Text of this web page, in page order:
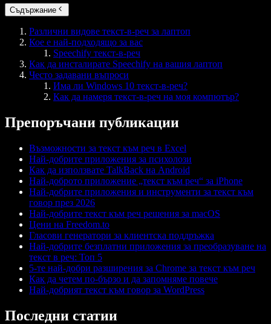
Съдържание
Различни видове текст-в-реч за лаптоп
Кое е най-подходящо за вас
Speechify текст-в-реч
Как да инсталирате Speechify на вашия лаптоп
Често задавани въпроси
Има ли Windows 10 текст-в-реч?
Как да намеря текст-в-реч на моя компютър?
Препоръчани публикации
Възможности за текст към реч в Excel
Най-добрите приложения за психолози
Как да използвате TalkBack на Android
Най-доброто приложение „текст към реч“ за iPhone
Най-добрите приложения и инструменти за текст към
говор през 2026
Най-добрите текст към реч решения за macOS
Цени на Freedom.to
Гласови генератори за клиентска поддръжка
Най-добрите безплатни приложения за преобразуване на
текст в реч: Топ 5
5-те най-добри разширения за Chrome за текст към реч
Как да четем по-бързо и да запомняме повече
Най-добрият текст към говор за WordPress
Последни статии